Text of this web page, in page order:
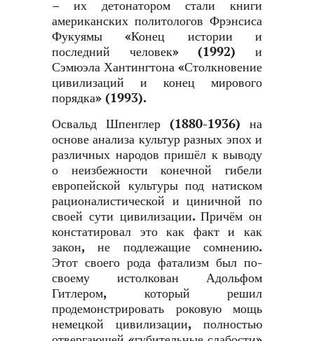
– их детонатором стали книги
американских политологов Фрэнсиса
Фукуямы «Конец истории и
последний человек» (1992) и
Сэмюэла Хантингтона «Столкновение
цивилизаций и конец мирового
порядка» (1993).
Освальд Шпенглер (1880-1936) на
основе анализа культур разных эпох и
различных народов пришёл к выводу
о неизбежности конечной гибели
европейской культуры под натиском
рационалистической и циничной по
своей сути цивилизации. Причём он
констатировал это как факт и как
закон, не подлежащие сомнению.
Этот своего рода фатализм был по-
своему истолкован Адольфом
Гитлером, который решил
продемонстрировать роковую мощь
немецкой цивилизации, полностью